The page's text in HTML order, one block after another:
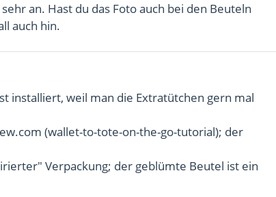
an. Hast du das Foto auch bei den Beuteln
auch hin.
installiert, weil man die Extratütchen gern mal
(wallet-to-tote-on-the-go-tutorial); der
Verpackung; der geblümte Beutel ist ein